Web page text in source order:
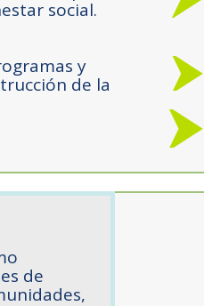
social.
y
de la
de